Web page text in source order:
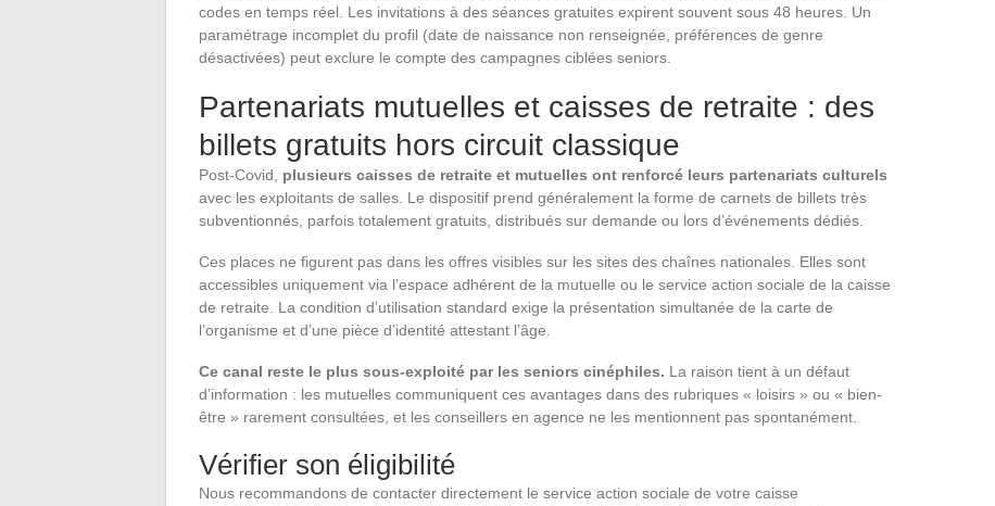
codes en temps réel. Les invitations à des séances gratuites expirent souvent sous 48 heures. Un
paramétrage incomplet du profil (date de naissance non renseignée, préférences de genre
désactivées) peut exclure le compte des campagnes ciblées seniors.
Partenariats mutuelles et caisses de retraite : des
billets gratuits hors circuit classique
Post-Covid, plusieurs caisses de retraite et mutuelles ont renforcé leurs partenariats culturels
avec les exploitants de salles. Le dispositif prend généralement la forme de carnets de billets très
subventionnés, parfois totalement gratuits, distribués sur demande ou lors d’événements dédiés.
Ces places ne figurent pas dans les offres visibles sur les sites des chaînes nationales. Elles sont
accessibles uniquement via l’espace adhérent de la mutuelle ou le service action sociale de la caisse
de retraite. La condition d’utilisation standard exige la présentation simultanée de la carte de
l’organisme et d’une pièce d’identité attestant l’âge.
Ce canal reste le plus sous-exploité par les seniors cinéphiles. La raison tient à un défaut
d’information : les mutuelles communiquent ces avantages dans des rubriques « loisirs » ou « bien-
être » rarement consultées, et les conseillers en agence ne les mentionnent pas spontanément.
Vérifier son éligibilité
Nous recommandons de contacter directement le service action sociale de votre caisse